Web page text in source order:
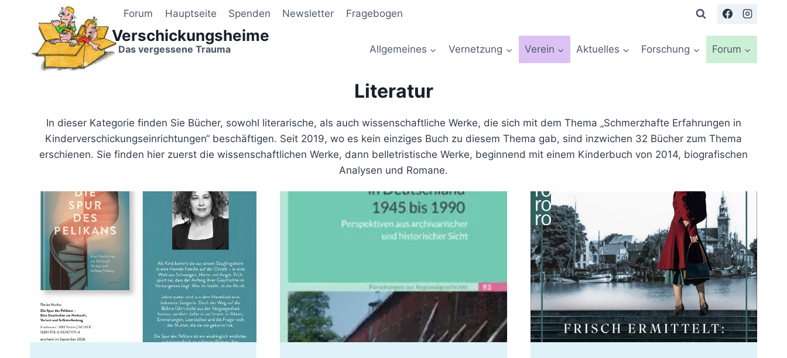
Forum Hauptseite Spenden Newsletter Fragebogen
Verschickungsheime
Das vergessene Trauma Allgemeines Vernetzung Verein Aktuelles Forschung Forum
Literatur
In dieser Kategorie finden Sie Bücher, sowohl literarische, als auch wissenschaftliche Werke, die sich mit dem Thema „Schmerzhafte Erfahrungen in
Kinderverschickungseinrichtungen“ beschäftigen. Seit 2019, wo es kein einziges Buch zu diesem Thema gab, sind inzwichen 32 Bücher zum Thema
erschienen. Sie finden hier zuerst die wissenschaftlichen Werke, dann belletristische Werke, beginnend mit einem Kinderbuch von 2014, biografischen
Analysen und Romane.